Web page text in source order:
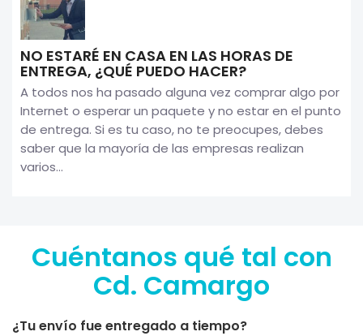
NO ESTARÉ EN CASA EN LAS HORAS DE
ENTREGA, ¿QUÉ PUEDO HACER?
A todos nos ha pasado alguna vez comprar algo por
Internet o esperar un paquete y no estar en el punto
de entrega. Si es tu caso, no te preocupes, debes
saber que la mayoría de las empresas realizan
varios...
Cuéntanos qué tal con
Cd. Camargo
¿Tu envío fue entregado a tiempo?